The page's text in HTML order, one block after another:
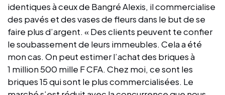
identiques à ceux de Bangré Alexis, il commercialise
des pavés et des vases de fleurs dans le but de se
faire plus d’argent. « Des clients peuvent te confier
le soubassement de leurs immeubles. Cela a été
mon cas. On peut estimer l’achat des briques à
1 million 500 mille F CFA. Chez moi, ce sont les
briques 15 qui sont le plus commercialisées. Le